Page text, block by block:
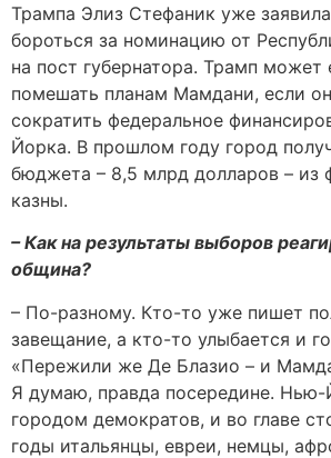
Трампа Элиз Стефаник уже
бороться за номинацию от
на пост губернатора. Трамп может
помешать планам Мамдани, если
сократить федеральное
Йорка. В прошлом году город
бюджета – 8,5 млрд долларов – из
казны.
– Как на результаты выборов
община?
– По-разному. Кто-то уже пишет
завещание, а кто-то улыбается и
«Пережили же Де Блазио – и
Я думаю, правда посередине. Нью-
городом демократов, и во главе
годы итальянцы, евреи, немцы,